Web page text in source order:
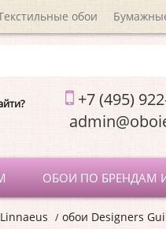
обои
+7 (495)
ОБОИ ПО БРЕНДАМ
Linnaeus обои Designers